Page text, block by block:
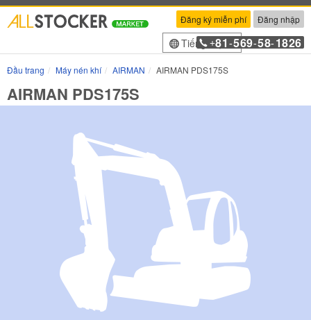
Đăng ký miễn phí Đăng nhập
Tiếng Việt
+81 -569-58-1826
Đầu trang Máy nén khí AIRMAN AIRMAN PDS175S
AIRMAN PDS175S